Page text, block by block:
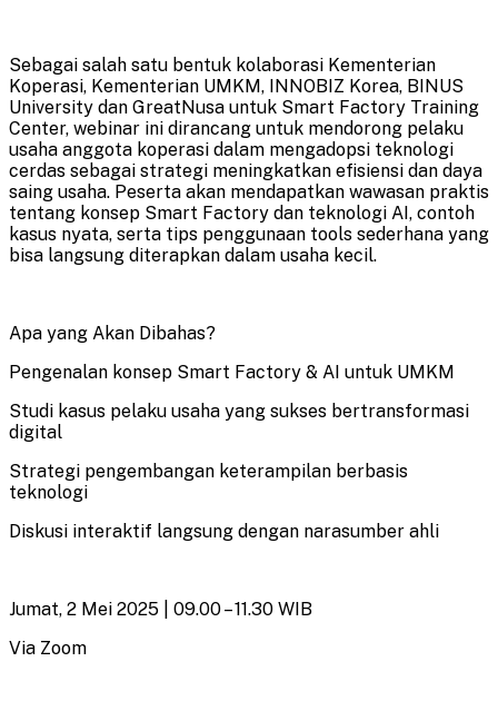
Sebagai salah satu bentuk kolaborasi Kementerian
Koperasi, Kementerian UMKM, INNOBIZ Korea, BINUS
University dan GreatNusa untuk Smart Factory Training
Center, webinar ini dirancang untuk mendorong pelaku
usaha anggota koperasi dalam mengadopsi teknologi
cerdas sebagai strategi meningkatkan efisiensi dan daya
saing usaha. Peserta akan mendapatkan wawasan praktis
tentang konsep Smart Factory dan teknologi AI, contoh
kasus nyata, serta tips penggunaan tools sederhana yang
bisa langsung diterapkan dalam usaha kecil.
Apa yang Akan Dibahas?
Pengenalan konsep Smart Factory & AI untuk UMKM
Studi kasus pelaku usaha yang sukses bertransformasi
digital
Strategi pengembangan keterampilan berbasis
teknologi
Diskusi interaktif langsung dengan narasumber ahli
Jumat, 2 Mei 2025 | 09.00 – 11.30 WIB
Via Zoom